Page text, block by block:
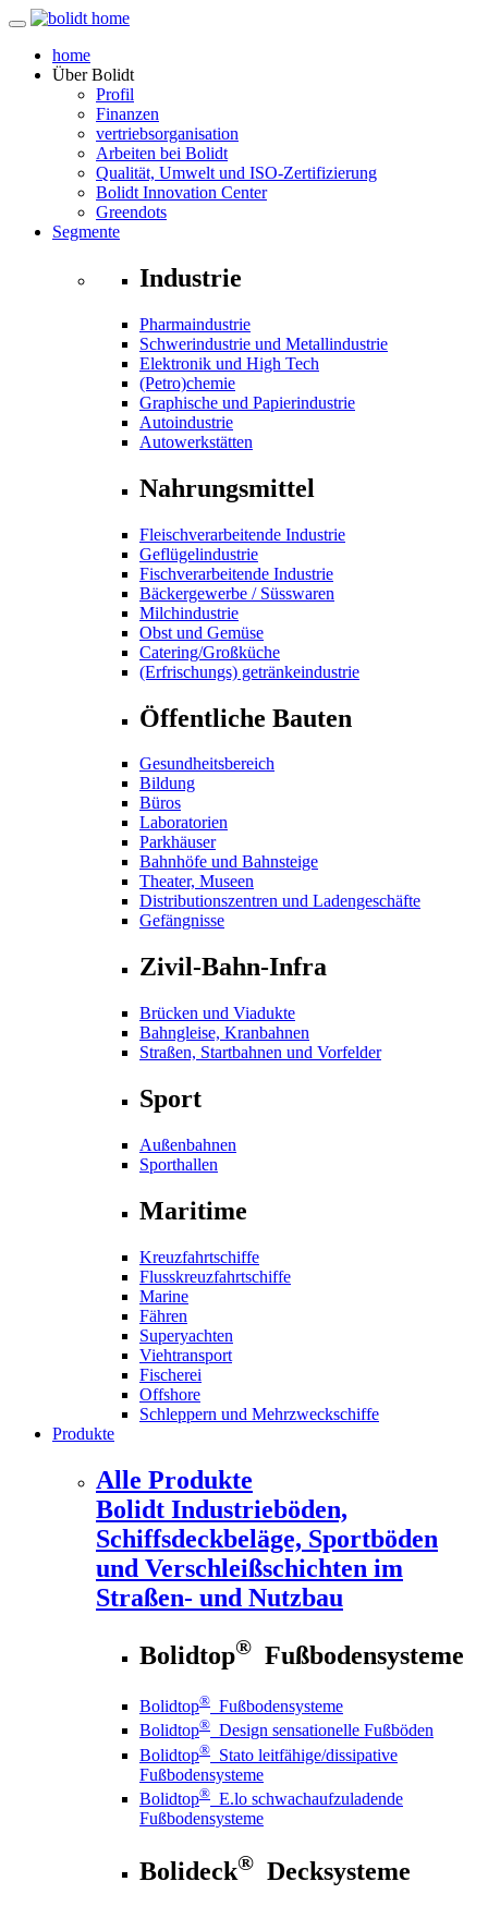
home
ÜberBolidt
Profil
Finanzen
vertriebsorganisation
Arbeiten bei Bolidt
Qualität, Umwelt und ISO-Zertifizierung
Bolidt Innovation Center
Greendots
Segmente
Industrie
Pharmaindustrie
Schwerindustrie und Metallindustrie
Elektronik und High Tech
(Petro)chemie
Graphische und Papierindustrie
Autoindustrie
Autowerkstätten
Nahrungsmittel
Fleischverarbeitende Industrie
Geflügelindustrie
Fischverarbeitende Industrie
Bäckergewerbe / Süsswaren
Milchindustrie
Obst und Gemüse
Catering/Großküche
(Erfrischungs) getränkeindustrie
Öffentliche Bauten
Gesundheitsbereich
Bildung
Büros
Laboratorien
Parkhäuser
Bahnhöfe und Bahnsteige
Theater, Museen
Distributionszentren und Ladengeschäfte
Gefängnisse
Zivil-Bahn-Infra
Brücken und Viadukte
Bahngleise, Kranbahnen
Straßen, Startbahnen und Vorfelder
Sport
Außenbahnen
Sporthallen
Maritime
Kreuzfahrtschiffe
Flusskreuzfahrtschiffe
Marine
Fähren
Superyachten
Viehtransport
Fischerei
Offshore
Schleppern und Mehrzweckschiffe
Produkte
Alle Produkte
Bolidt Industrieböden,
Schiffsdeckbeläge, Sportböden
und Verschleißschichten im
Straßen- und Nutzbau
Bolidtop® Fußbodensysteme
Bolidtop® Fußbodensysteme
Bolidtop® Design sensationelle Fußböden
Bolidtop® Stato leitfähige/dissipative
Fußbodensysteme
Bolidtop® E.lo schwachaufzuladende
Fußbodensysteme
Bolideck® Decksysteme